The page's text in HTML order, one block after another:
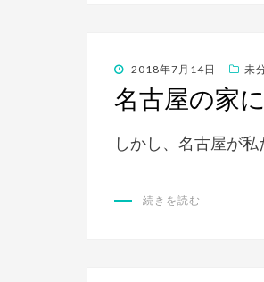
投
稿
日:
2018年7月14日 未
名古屋の家
しかし、名古屋が
続きを読む